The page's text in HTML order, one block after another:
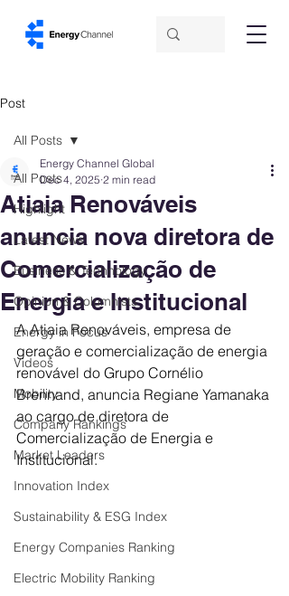
Post
All Posts
Highlight
Latest News
Business & Technology
Opinion & Columnists
Energy in Focus
Videos
Mobility
Company Rankings
Market Leaders
Innovation Index
Sustainability & ESG Index
Energy Companies Ranking
Electric Mobility Ranking
All Posts
Atiaia Renováveis
anuncia nova diretora de
Comercialização de
Energia e Institucional
Energy Channel Global
Dec 4, 2025 2 min read
A Atiaia Renováveis, empresa de
geração e comercialização de energia
renovável do Grupo Cornélio
Brennand, anuncia Regiane Yamanaka
ao cargo de diretora de
Comercialização de Energia e
Institucional.